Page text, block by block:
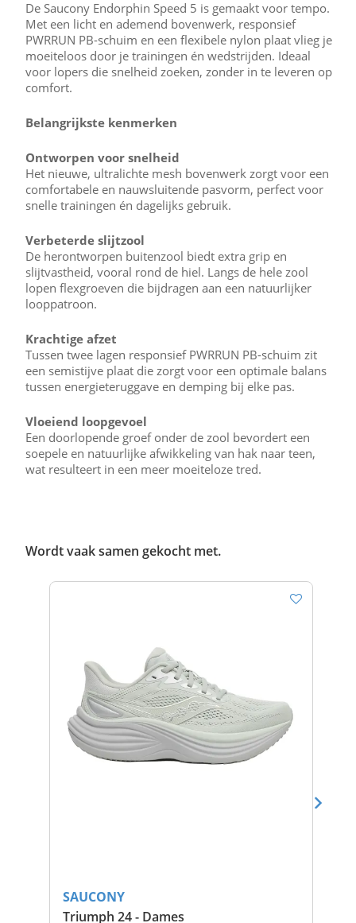
De Saucony Endorphin Speed 5 is gemaakt voor tempo.
Met een licht en ademend bovenwerk, responsief
PWRRUN PB-schuim en een flexibele nylon plaat vlieg je
moeiteloos door je trainingen én wedstrijden. Ideaal
voor lopers die snelheid zoeken, zonder in te leveren op
comfort.
Belangrijkste kenmerken
Ontworpen voor snelheid
Het nieuwe, ultralichte mesh bovenwerk zorgt voor een
comfortabele en nauwsluitende pasvorm, perfect voor
snelle trainingen én dagelijks gebruik.
Verbeterde slijtzool
De herontworpen buitenzool biedt extra grip en
slijtvastheid, vooral rond de hiel. Langs de hele zool
lopen flexgroeven die bijdragen aan een natuurlijker
looppatroon.
Krachtige afzet
Tussen twee lagen responsief PWRRUN PB-schuim zit
een semistijve plaat die zorgt voor een optimale balans
tussen energieteruggave en demping bij elke pas.
Vloeiend loopgevoel
Een doorlopende groef onder de zool bevordert een
soepele en natuurlijke afwikkeling van hak naar teen,
wat resulteert in een meer moeiteloze tred.
Wordt vaak samen gekocht met.
SAUCONY
Triumph 24 - Dames